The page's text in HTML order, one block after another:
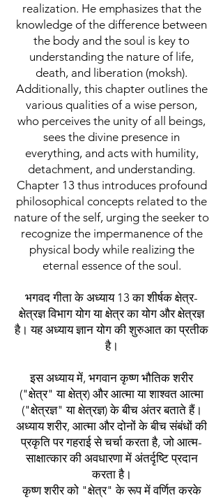
realization. He emphasizes that the
knowledge of the difference between
the body and the soul is key to
understanding the nature of life,
death, and liberation (moksh).
Additionally, this chapter outlines the
various qualities of a wise person,
who perceives the unity of all beings,
sees the divine presence in
everything, and acts with humility,
detachment, and understanding.
Chapter 13 thus introduces profound
philosophical concepts related to the
nature of the self, urging the seeker to
recognize the impermanence of the
physical body while realizing the
eternal essence of the soul.
भगवद गीता के अध्याय 13 का शीर्षक क्षेत्र-
क्षेत्रज्ञ विभाग योग या क्षेत्र का योग और क्षेत्रज्ञ
है। यह अध्याय ज्ञान योग की शुरुआत का प्रतीक
है।
इस अध्याय में, भगवान कृष्ण भौतिक शरीर
("क्षेत्र" या क्षेत्र) और आत्मा या शाश्वत आत्मा
("क्षेत्रज्ञ" या क्षेत्रज्ञ) के बीच अंतर बताते हैं।
अध्याय शरीर, आत्मा और दोनों के बीच संबंधों की
प्रकृति पर गहराई से चर्चा करता है, जो आत्म-
साक्षात्कार की अवधारणा में अंतर्दृष्टि प्रदान
करता है।
कृष्ण शरीर को "क्षेत्र" के रूप में वर्णित करके